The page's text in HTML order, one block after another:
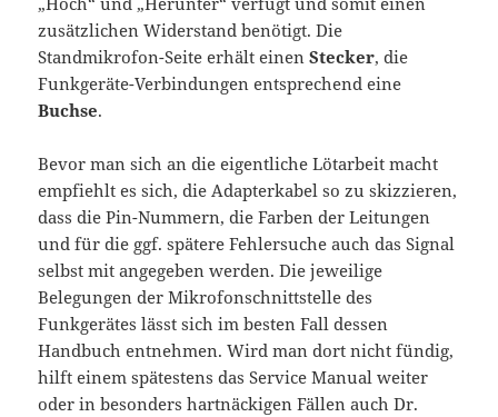
zusätzlichen Widerstand benötigt. Die
Standmikrofon-Seite erhält einenStecker, die
Funkgeräte-Verbindungen entsprechend eine
Buchse.
Bevor man sich an die eigentliche Lötarbeit macht
empfiehlt es sich, die Adapterkabel so zu skizzieren,
dass die Pin-Nummern, die Farben der Leitungen
und für die ggf. spätere Fehlersuche auch das Signal
selbst mit angegeben werden. Die jeweilige
Belegungen der Mikrofonschnittstelle des
Funkgerätes lässt sich im besten Fall dessen
Handbuch entnehmen. Wird man dort nicht fündig,
hilft einem spätestens das Service Manual weiter
oder in besonders hartnäckigen Fällen auch Dr.